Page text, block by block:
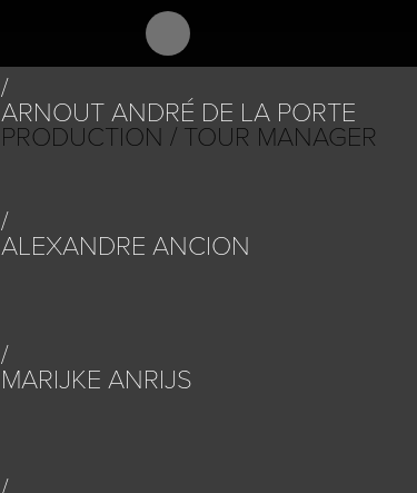
CALENDAR
ARNOUT ANDRÉ DE LA PORTE
PRODUCTION / TOUR MANAGER
ALEXANDRE ANCION
MARIJKE ANRIJS